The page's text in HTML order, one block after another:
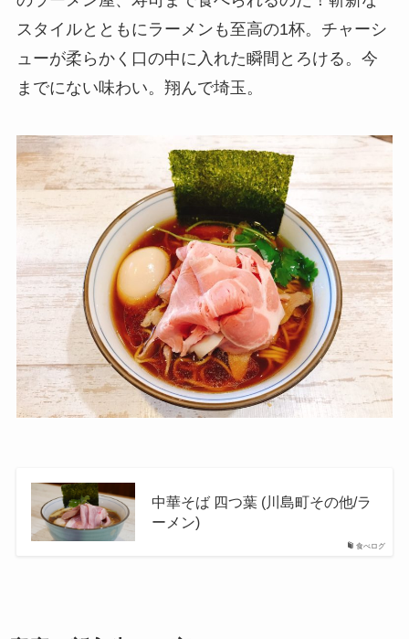
スタイルとともにラーメンも至高の1杯。チャーシ
ューが柔らかく口の中に入れた瞬間とろける。今
までにない味わい。翔んで埼玉。
食べログ
中華そば 四つ葉 (川島町その他/ラ
ーメン)